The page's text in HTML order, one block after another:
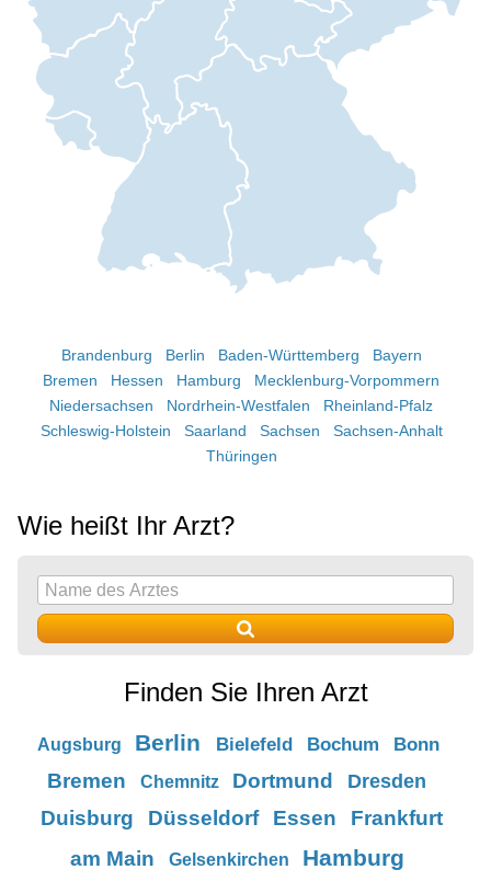
Brandenburg Berlin Baden-Württemberg
Bayern
Bremen
Hessen Hamburg
Mecklenburg-Vorpommern
Niedersachsen
Nordrhein-Westfalen
Rheinland-Pfalz
Schleswig-Holstein
Saarland Sachsen
Sachsen-Anhalt
Thüringen
Wie heißt Ihr Arzt?
Finden Sie Ihren Arzt
Augsburg Berlin Bielefeld Bochum Bonn
Bremen Chemnitz Dortmund Dresden
Duisburg Düsseldorf Essen
Frankfurt
am Main
Gelsenkirchen Hamburg